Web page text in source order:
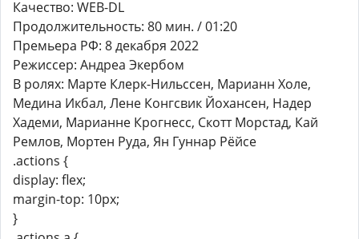
Качество: WEB-DL
Продолжительность: 80 мин. / 01:20
Премьера РФ: 8 декабря 2022
Режиссер: Андреа Экербом
В ролях: Марте Клерк-Нильссен, Марианн Холе,
Медина Икбал, Лене Конгсвик Йохансен, Надер
Хадеми, Марианне Крогнесс, Скотт Морстад, Кай
Ремлов, Мортен Руда, Ян Гуннар Рёйсе
.actions {
display: flex;
margin-top: 10px;
}